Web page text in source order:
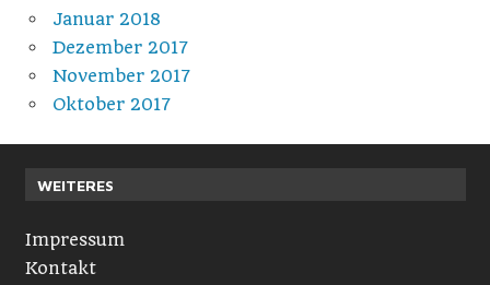
Januar 2018
Dezember 2017
November 2017
Oktober 2017
WEITERES
Impressum
Kontakt